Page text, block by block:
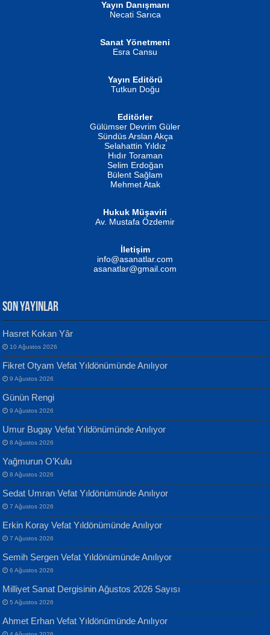
İSMAİL OKUTAN
Erkeklerin Kahrolması Ne Demektir
MUSTAFA KELOĞLU
Yarına İz Bırakmak...
ATİLLA ÖZEN
Sultan Olmadan Önce Eyüp...
EKREM KARABABA
Yaralı Şiir...
Evvel Zaman Tanrıçası...
Yılmaz Ekinci
Geceye Söylenen...
Banu Sancak
Defterimden İçeri...
İsmail Aydos
İnkisar...
Yayın Danışmanı
Necati Sarıca
Sanat Yönetmeni
Esra Cansu
Yayın Editörü
Tutkun Doğu
Editörler
Gülümser Devrim Güler
Sündüs Arslan Akça
Selahattin Yıldız
Hıdır Toraman
Selim Erdoğan
Bülent Sağlam
Mehmet Atak
Hukuk Müşaviri
Av. Mustafa Özdemir
İletişim
info@asanatlar.com
asanatlar@gmail.com
SON YAYINLAR
Hasret Kokan Yâr
10 Ağustos 2026
Fikret Otyam Vefat Yıldönümünde Anılıyor
9 Ağustos 2026
Günün Rengi
9 Ağustos 2026
Umur Bugay Vefat Yıldönümünde Anılıyor
8 Ağustos 2026
Yağmurun O’Kulu
8 Ağustos 2026
Sedat Umran Vefat Yıldönümünde Anılıyor
7 Ağustos 2026
Erkin Koray Vefat Yıldönümünde Anılıyor
7 Ağustos 2026
Semih Sergen Vefat Yıldönümünde Anılıyor
6 Ağustos 2026
Milliyet Sanat Dergisinin Ağustos 2026 Sayısı
5 Ağustos 2026
Ahmet Erhan Vefat Yıldönümünde Anılıyor